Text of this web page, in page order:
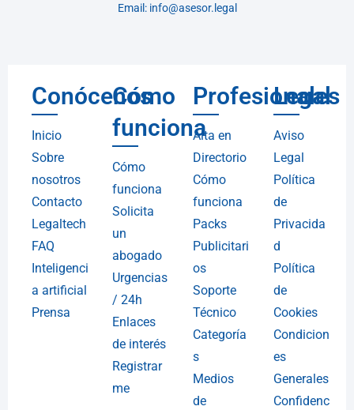
Email: info@asesor.legal
Conócenos
Inicio
Sobre
nosotros
Contacto
Legaltech
FAQ
Inteligenci
a artificial
Prensa
Cómo
funciona
Cómo
funciona
Solicita
un
abogado
Urgencias
/ 24h
Enlaces
de interés
Registrar
me
Profesionales
Alta en
Directorio
Cómo
funciona
Packs
Publicitari
os
Soporte
Técnico
Categoría
s
Medios
de
Legal
Aviso
Legal
Política
de
Privacida
d
Política
de
Cookies
Condicion
es
Generales
Confidenc